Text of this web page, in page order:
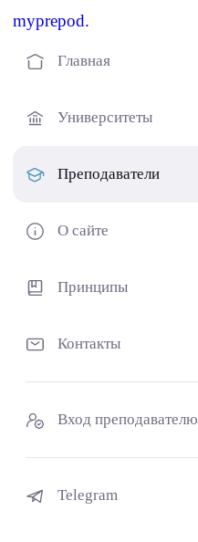
myprepod.
Главная
Университеты
Преподаватели
О сайте
Принципы
Контакты
Вход преподавателю
Telegram